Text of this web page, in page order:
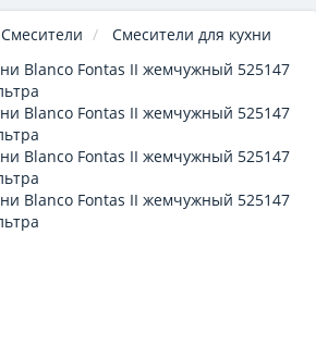
Смесители Смесители для кухни